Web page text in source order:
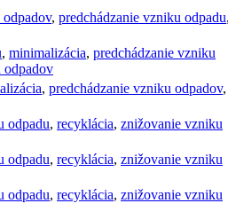
, predchádzanie vzniku odpadu,
, minimalizácia, predchádzanie vzniku
odpadov
, predchádzanie vzniku odpadov,
odpadu, recyklácia, znižovanie vzniku
odpadu, recyklácia, znižovanie vzniku
odpadu, recyklácia, znižovanie vzniku